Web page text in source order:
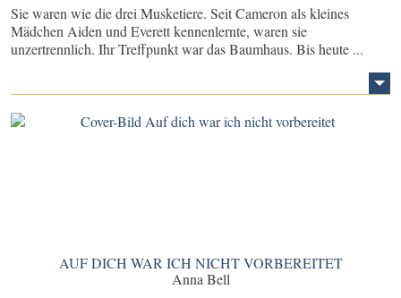
Sie waren wie die drei Musketiere. Seit Cameron als kleines
Mädchen Aiden und Everett kennenlernte, waren sie
unzertrennlich. Ihr Treffpunkt war das Baumhaus. Bis heute ...
AUF DICH WAR ICH NICHT VORBEREITET
Anna Bell